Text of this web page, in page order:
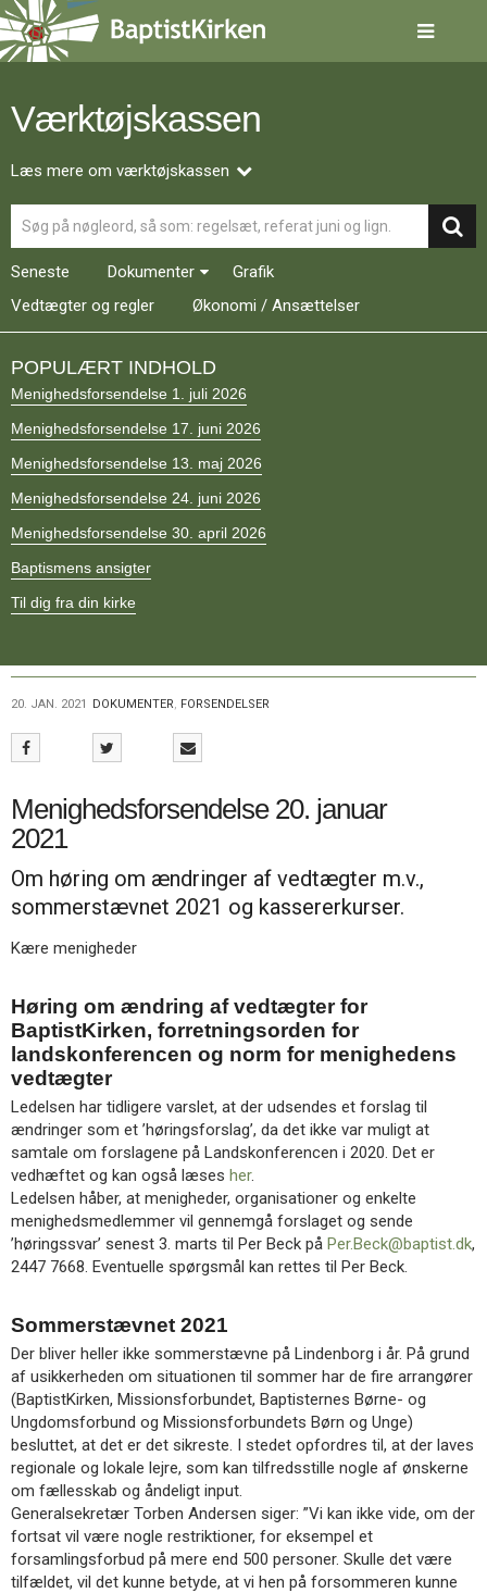
Spring
menu
over
tilbage
forsiden
1.0:
Forside
3.0:
Kalender
4.0:
Inspiration
5.0:
Værktøjskassen
7.0:
Om
BaptistKirken
8.0:
Kontakt
9.0:
Forside
10.0:
Nyheder
11.0:
Kalender
Inspiration
13.0:
Værktøjskassen
14.0:
Mission
BaptistKirken
Næste
27.
januar
indlæg:
Menighedsforsendelse
13.
januar
2021
Værktøjskassen
Læs mere om værktøjskassen
Seneste Dokumenter
Grafik
Vedtægter og regler
Økonomi / Ansættelser
POPULÆRT INDHOLD
Menighedsforsendelse 1. juli 2026
Menighedsforsendelse 17. juni 2026
Menighedsforsendelse 13. maj 2026
Menighedsforsendelse 24. juni 2026
Menighedsforsendelse 30. april 2026
Baptismens ansigter
Til dig fra din kirke
20. JAN. 2021 DOKUMENTER, FORSENDELSER
Menighedsforsendelse 20. januar
2021
Om høring om ændringer af vedtægter m.v.,
sommerstævnet 2021 og kassererkurser.
Kære menigheder
Høring om ændring af vedtægter for
BaptistKirken, forretningsorden for
landskonferencen og norm for menighedens
vedtægter
Ledelsen har tidligere varslet, at der udsendes et forslag til
ændringer som et ’høringsforslag’, da det ikke var muligt at
samtale om forslagene på Landskonferencen i 2020. Det er
vedhæftet og kan også læses her.
Ledelsen håber, at menigheder, organisationer og enkelte
menighedsmedlemmer vil gennemgå forslaget og sende
’høringssvar’ senest 3. marts til Per Beck på Per.Beck@baptist.dk,
2447 7668. Eventuelle spørgsmål kan rettes til Per Beck.
Sommerstævnet 2021
Der bliver heller ikke sommerstævne på Lindenborg i år. På grund
af usikkerheden om situationen til sommer har de fire arrangører
(BaptistKirken, Missionsforbundet, Baptisternes Børne- og
Ungdomsforbund og Missionsforbundets Børn og Unge)
besluttet, at det er det sikreste. I stedet opfordres til, at der laves
regionale og lokale lejre, som kan tilfredsstille nogle af ønskerne
om fællesskab og åndeligt input.
Generalsekretær Torben Andersen siger: ”Vi kan ikke vide, om der
fortsat vil være nogle restriktioner, for eksempel et
forsamlingsforbud på mere end 500 personer. Skulle det være
tilfældet, vil det kunne betyde, at vi hen på forsommeren kunne